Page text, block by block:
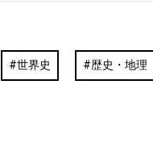
世界史 歴史・地理